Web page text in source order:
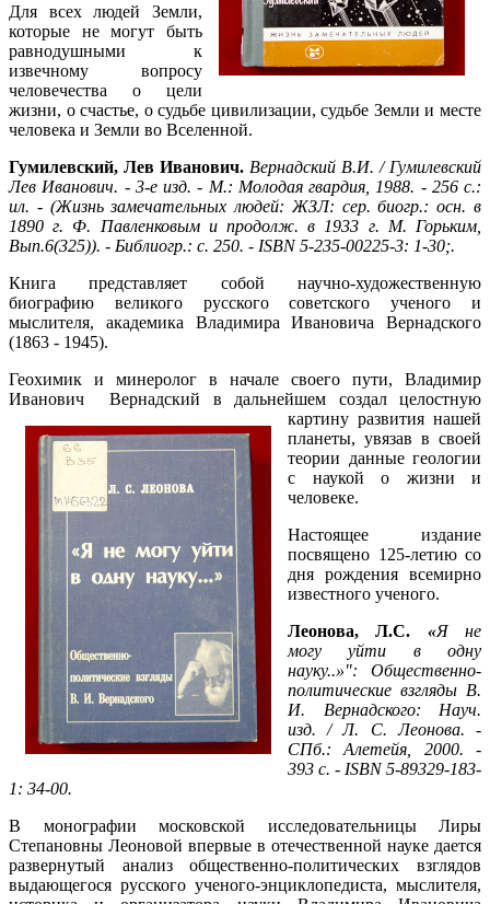
Для всех людей Земли,
которые не могут быть
равнодушными к
извечному вопросу
человечества о цели
жизни, о счастье, о судьбе цивилизации, судьбе Земли и месте
человека и Земли во Вселенной.
Гумилевский, Лев Иванович. Вернадский В.И. / Гумилевский
Лев Иванович. - 3-е изд. - М.: Молодая гвардия, 1988. - 256 с.:
ил. - (Жизнь замечательных людей: ЖЗЛ: сер. биогр.: осн. в
1890 г. Ф. Павленковым и продолж. в 1933 г. М. Горьким,
Вып.6(325)). - Библиогр.: с. 250. - ISBN 5-235-00225-3: 1-30;.
Книга представляет собой научно-художественную
биографию великого русского советского ученого и
мыслителя, академика Владимира Ивановича Вернадского
(1863 - 1945).
Геохимик и минеролог в начале своего пути, Владимир
Иванович Вернадский в дальнейшем создал целостную
картину развития нашей
планеты, увязав в своей
теории данные геологии
с наукой о жизни и
человеке.
Настоящее издание
посвящено 125-летию со
дня рождения всемирно
известного ученого.
Леонова, Л.С. «Я не
могу уйти в одну
науку..»": Общественно-
политические взгляды В.
И. Вернадского: Науч.
изд. / Л. С. Леонова. -
СПб.: Алетейя, 2000. -
393 с. - ISBN 5-89329-183-
1: 34-00.
В монографии московской исследовательницы Лиры
Степановны Леоновой впервые в отечественной науке дается
развернутый анализ общественно-политических взглядов
выдающегося русского ученого-энциклопедиста, мыслителя,